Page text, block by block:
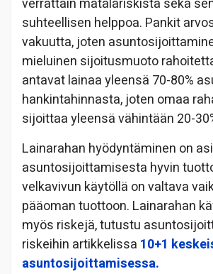
verrattain matalariskistä sekä
suhteellisen helppoa. Pankit
vakuutta, joten
mieluinen sijoitusmuoto
antavat lainaa yleensä 70-80%
hankintahinnasta, joten omaa
sijoittaa yleensä vähintään 20-
Lainarahan hyödyntäminen on
asuntosijoittamisesta hyvin
velkavivun käytöllä on valtava
pääoman tuottoon. Lainarahan
myös riskejä, tutustu
riskeihin artikkelissa 10+1
asuntosijoittamisessa.